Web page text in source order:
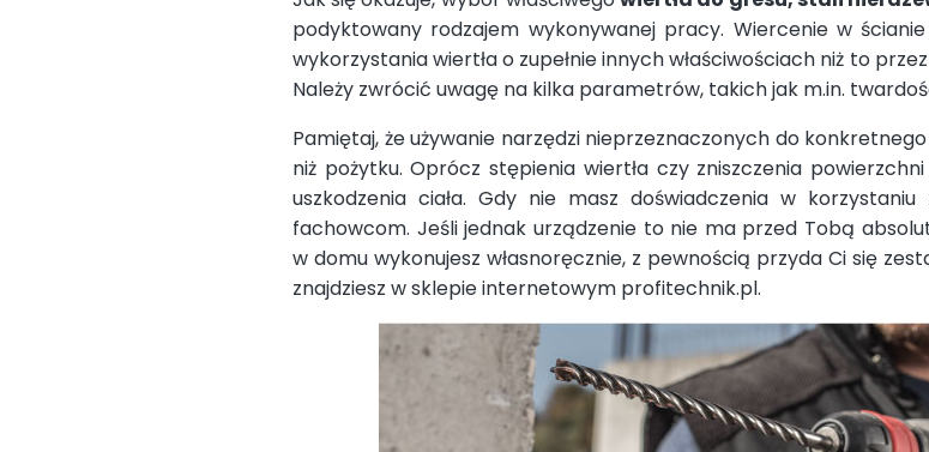
podyktowany rodzajem wykonywanej pracy. Wiercenie w
wykorzystania wiertła o zupełnie innych właściwościach niż to
Należy zwrócić uwagę na kilka parametrów, takich jak m.in.
Pamiętaj, że używanie narzędzi nieprzeznaczonych do
niż pożytku. Oprócz stępienia wiertła czy zniszczenia
uszkodzenia ciała. Gdy nie masz doświadczenia w
fachowcom. Jeśli jednak urządzenie to nie ma przed Tobą
w domu wykonujesz własnoręcznie, z pewnością przyda Ci się
znajdziesz w sklepie internetowym profitechnik.pl.